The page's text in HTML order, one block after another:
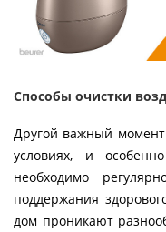
Способы очистки
Другой важный
условиях, и
необходимо
поддержания
дом проникают